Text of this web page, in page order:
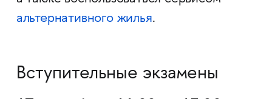
альтернативного жилья.
Вступительные экзамены